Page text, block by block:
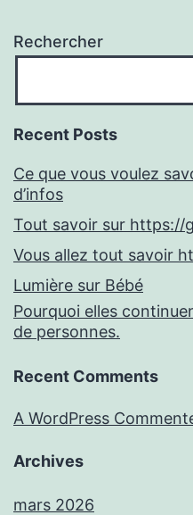
Rechercher
Recent Posts
Ce que vous voulez
d’infos
Tout savoir sur https://
Vous allez tout savoir
Lumière sur Bébé
Pourquoi elles
de personnes.
Recent Comments
A WordPress
Archives
mars 2026